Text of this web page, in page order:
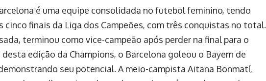
é uma equipe consolidada no futebol feminino, tendo
cinco finais da Liga dos Campeões, com três conquistas no total.
terminou como vice-campeão após perder na final para o
edição da Champions, o Barcelona goleou o Bayern de
seu potencial. A meio-campista Aitana Bonmatí,